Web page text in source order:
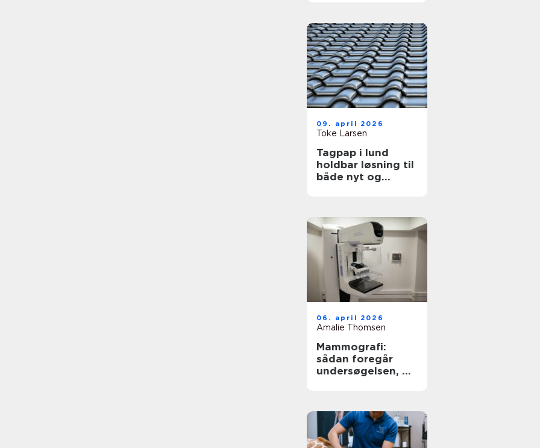
09. april 2026
Toke Larsen
Tagpap i lund
holdbar løsning til
både nyt og
06. april 2026
Amalie Thomsen
Mammografi:
sådan foregår
undersøgelsen, og